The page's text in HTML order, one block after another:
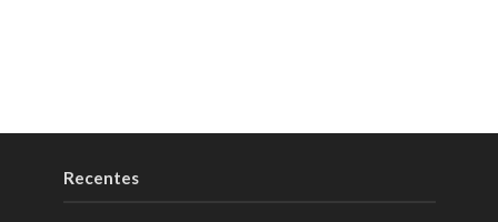
Recentes